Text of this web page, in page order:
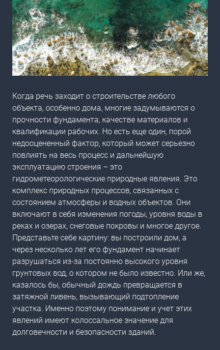
Когда речь заходит о строительстве любого
объекта, особенно дома, многие задумываются о
прочности фундамента, качестве материалов и
квалификации рабочих. Но есть еще один, порой
недооцененный фактор, который может серьезно
повлиять на весь процесс и дальнейшую
эксплуатацию строения – это
гидрометеорологические природные явления. Это
комплекс природных процессов, связанных с
состоянием атмосферы и водных объектов. Они
включают в себя изменения погоды, уровня воды в
реках и озерах, снеговые покровы и многое другое.
Представьте себе картину: вы построили дом, а
через несколько лет его фундамент начинает
разрушаться из-за постоянно высокого уровня
грунтовых вод, о котором не было известно. Или же,
казалось бы, обычный дождь превращается в
затяжной ливень, вызывающий подтопление
участка. Именно поэтому понимание и учет этих
явлений имеют колоссальное значение для
долговечности и безопасности зданий.